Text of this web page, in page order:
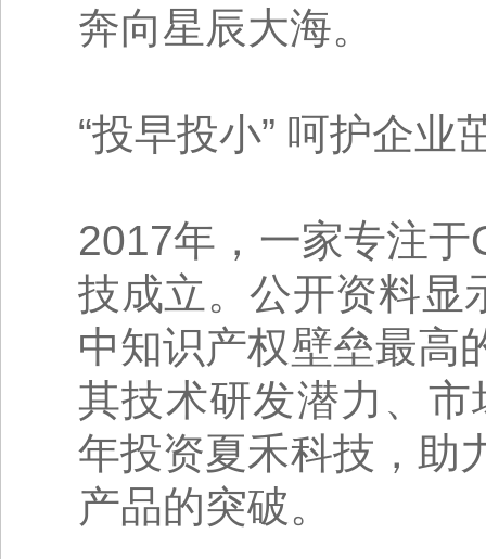
奔向星辰大海。
“投早投小” 呵护企业
2017年，一家专注
技成立。公开资料显
中知识产权壁垒最高
其技术研发潜力、
年投资夏禾科技，助
产品的突破。